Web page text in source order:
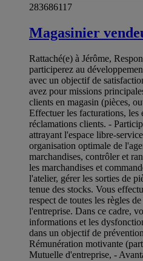
283686117
Magasinier
Rattaché(e) à Jérôme,
participerez au
avec un objectif de
avez pour missions
clients en magasin (pièces,
Effectuer les facturations, les
réclamations clients. -
attrayant l'espace libre-
organisation optimale de
marchandises, contrôler et
les marchandises et
l'atelier, gérer les sorties de
tenue des stocks. Vous
respect de toutes les règles
l'entreprise. Dans ce cadre,
informations et les
dans un objectif de
Rémunération motivante
Mutuelle d'entreprise, -